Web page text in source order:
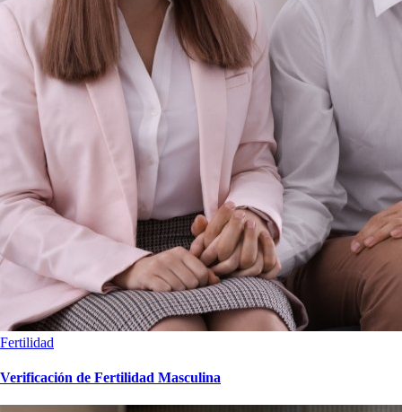
Fertilidad
Verificación de Fertilidad Masculina